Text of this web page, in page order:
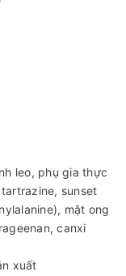
leo, phụ gia thực
sunset
mật ong
canxi
xuất